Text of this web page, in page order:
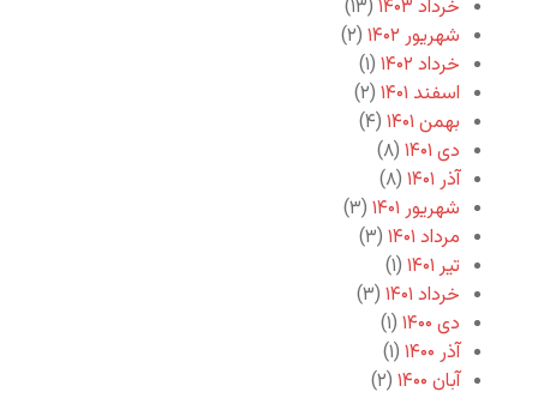
خرداد ۱۴۰۳
(۱۳)
شهریور ۱۴۰۲
(۲)
خرداد ۱۴۰۲
(۱)
اسفند ۱۴۰۱
(۲)
بهمن ۱۴۰۱
(۴)
دی ۱۴۰۱
(۸)
آذر ۱۴۰۱
(۸)
شهریور ۱۴۰۱
(۳)
مرداد ۱۴۰۱
(۳)
تیر ۱۴۰۱
(۱)
خرداد ۱۴۰۱
(۳)
دی ۱۴۰۰
(۱)
آذر ۱۴۰۰
(۱)
آبان ۱۴۰۰
(۲)